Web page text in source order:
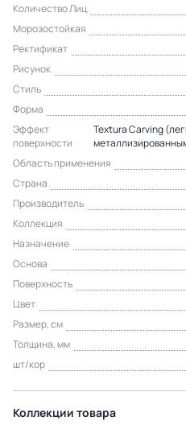
Количество Лиц
Морозостойкая
Ректификат
Рисунок
Стиль
Форма
Эффект
поверхности
Textura Carving
Область применения
Страна
Производитель
Коллекция
Назначение
Основа
Поверхность
Цвет
Размер, см
Толщина, мм
шт/кор
Коллекции товара